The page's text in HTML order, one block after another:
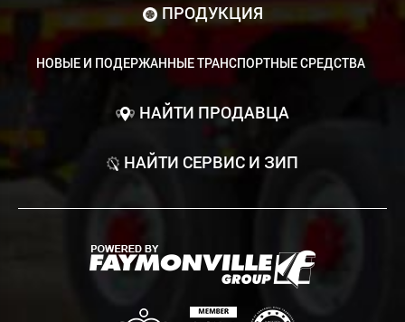
ПРОДУКЦИЯ
НОВЫЕ И ПОДЕРЖАННЫЕ ТРАНСПОРТНЫЕ СРЕДСТВА
НАЙТИ ПРОДАВЦА
НАЙТИ СЕРВИС И ЗИП